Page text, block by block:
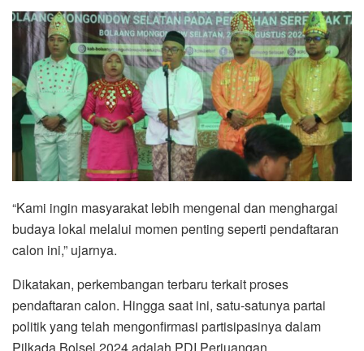
“Kami ingin masyarakat lebih mengenal dan menghargai
budaya lokal melalui momen penting seperti pendaftaran
calon ini,” ujarnya.
Dikatakan, perkembangan terbaru terkait proses
pendaftaran calon. Hingga saat ini, satu-satunya partai
politik yang telah mengonfirmasi partisipasinya dalam
Pilkada Bolsel 2024 adalah PDI Perjuangan.